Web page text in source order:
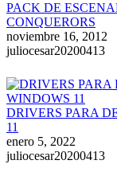
PACK DE
CONQUERORS
noviembre 16, 2012
juliocesar20200413
DRIVERS PARA
11
enero 5, 2022
juliocesar20200413